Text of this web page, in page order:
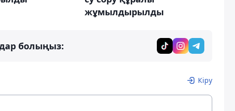
жұмылдырылды
болыңыз:
Кіру